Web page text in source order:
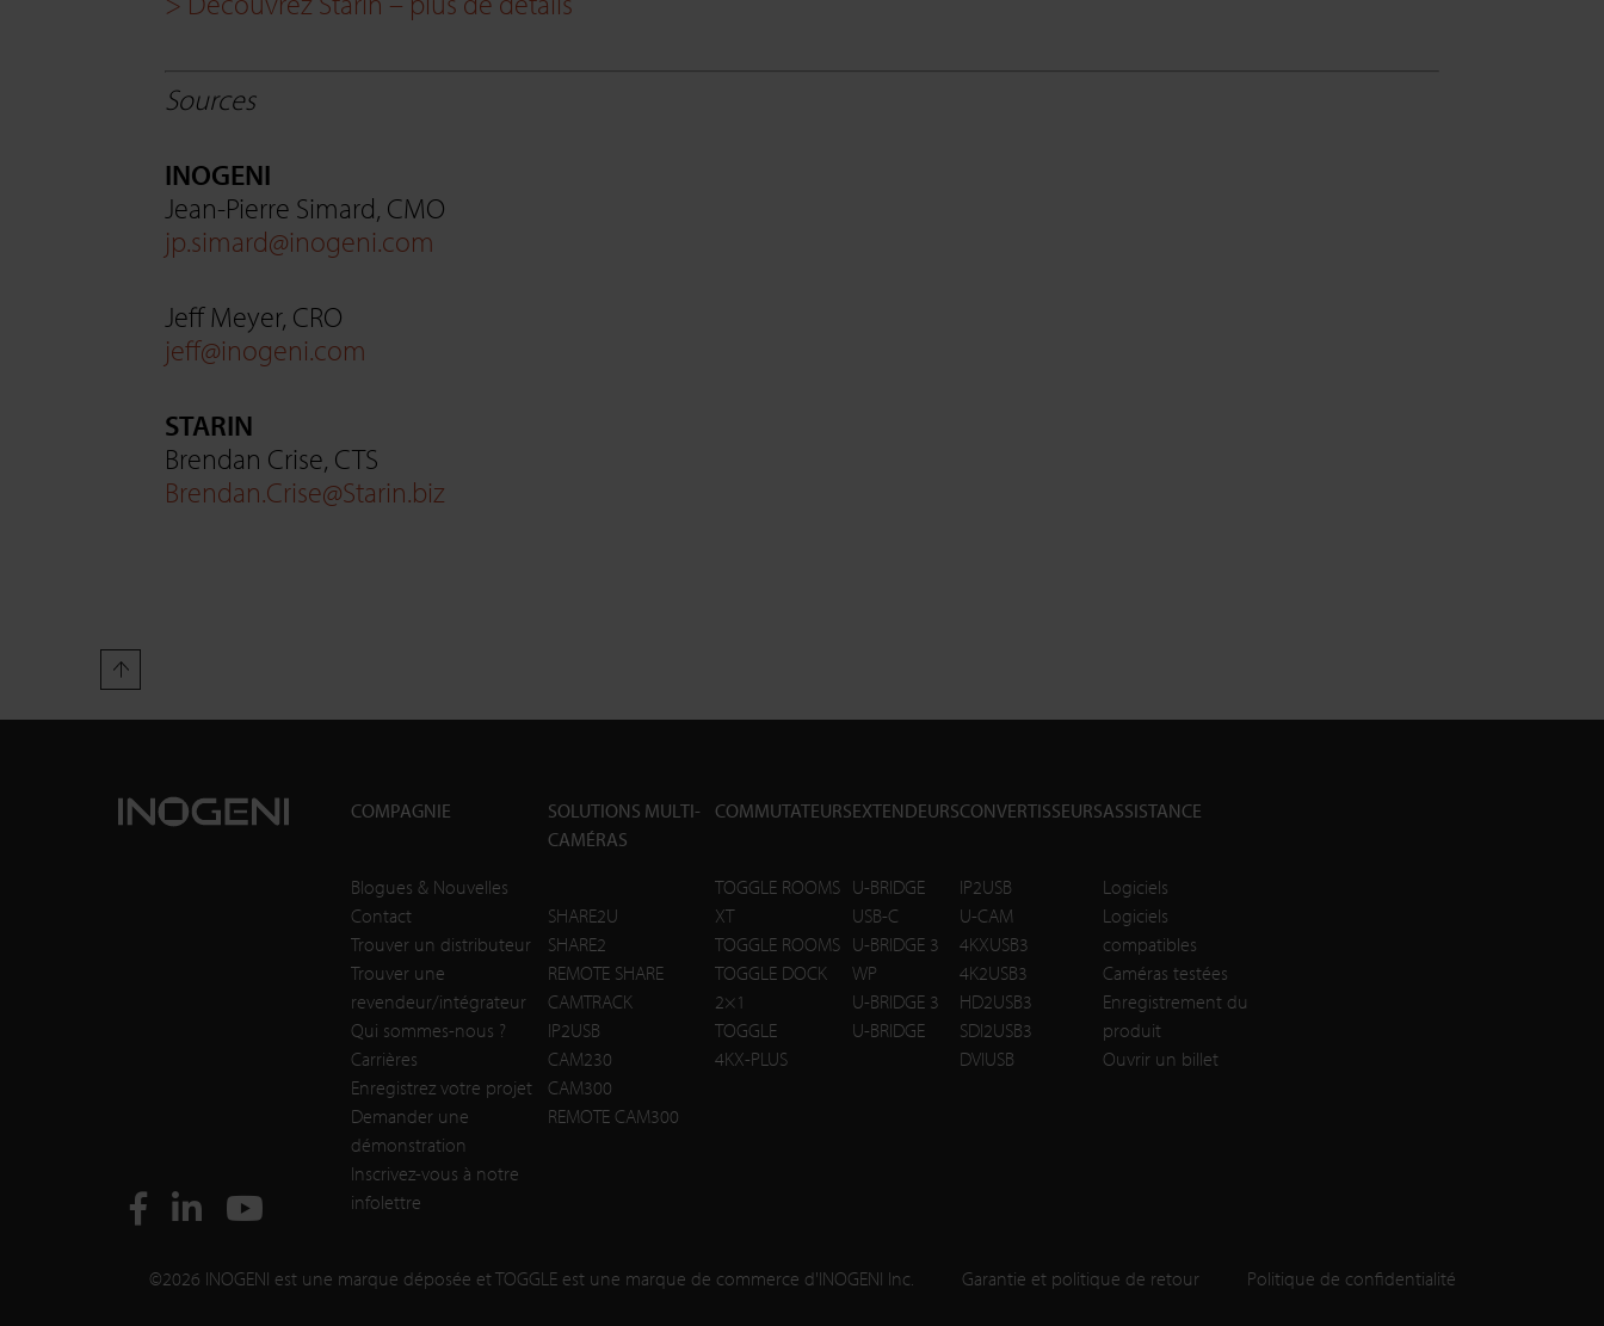
Sources
INOGENI
Jean-Pierre Simard, CMO
jp.simard@inogeni.com
Jeff Meyer, CRO
jeff@inogeni.com
STARIN
Brendan Crise, CTS
Brendan.Crise@Starin.biz
COMPAGNIE
Blogues & Nouvelles
Contact
Trouver un distributeur
Trouver une
revendeur/intégrateur
Qui sommes-nous ?
Carrières
Enregistrez votre projet
Demander une
démonstration
Inscrivez-vous à notre
infolettre
SOLUTIONS MULTI-
CAMÉRAS
SHARE2U
SHARE2
REMOTE SHARE
CAMTRACK
IP2USB
CAM230
CAM300
REMOTE CAM300
COMMUTATEURS
TOGGLE ROOMS
XT
TOGGLE ROOMS
TOGGLE DOCK
2×1
TOGGLE
4KX-PLUS
EXTENDEURS
U-BRIDGE
USB-C
U-BRIDGE 3
WP
U-BRIDGE 3
U-BRIDGE
CONVERTISSEURS
IP2USB
U-CAM
4KXUSB3
4K2USB3
HD2USB3
SDI2USB3
DVIUSB
ASSISTANCE
Logiciels
Logiciels
compatibles
Caméras testées
Enregistrement du
produit
Ouvrir un billet
©2026 INOGENI est une marque déposée et TOGGLE est une marque de commerce d'INOGENI Inc. Garantie et politique de retour Politique de confidentialité